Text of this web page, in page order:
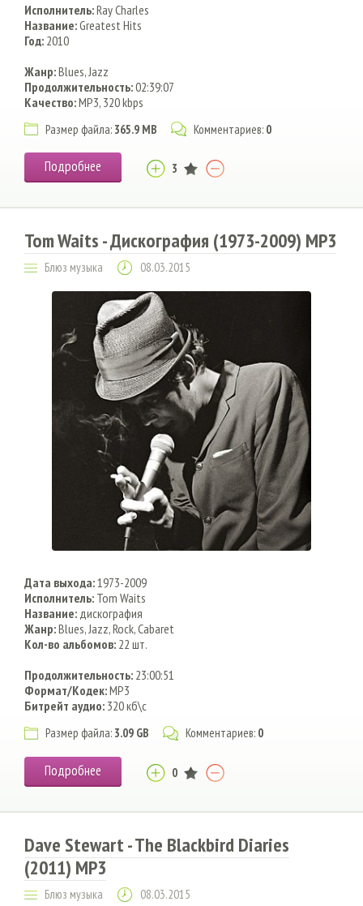
Исполнитель:Ray Charles
Название:Greatest Hits
Год: 2010
Жанр:Blues, Jazz
Продолжительность:02:39:07
Качество:MP3, 320 kbps
Размер файла: 365.9 MB Комментариев: 0
Подробнее 3
Tom Waits - Дискография (1973-2009) МР3
Блюз музыка 08.03.2015
Дата выхода:1973-2009
Исполнитель: Tom Waits
Название: дискография
Жанр:Blues, Jazz, Rock, Cabaret
Кол-во альбомов: 22 шт.
Продолжительность: 23:00:51
Формат/Кодек:MP3
Битрейт аудио: 320 кб\с
Размер файла: 3.09 GB Комментариев: 0
Подробнее 0
Dave Stewart - The Blackbird Diaries
(2011) MP3
Блюз музыка 08.03.2015